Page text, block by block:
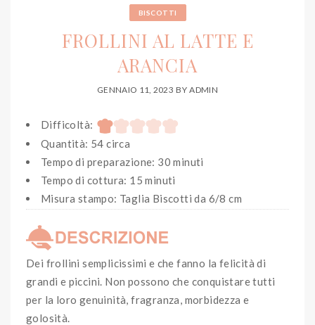
BISCOTTI
FROLLINI AL LATTE E
ARANCIA
GENNAIO 11, 2023 BY ADMIN
Difficoltà:
Quantità: 54 circa
Tempo di preparazione: 30 minuti
Tempo di cottura: 15 minuti
Misura stampo: Taglia Biscotti da 6/8 cm
Dei frollini semplicissimi e che fanno la felicità di
grandi e piccini. Non possono che conquistare tutti
per la loro genuinità, fragranza, morbidezza e
golosità.